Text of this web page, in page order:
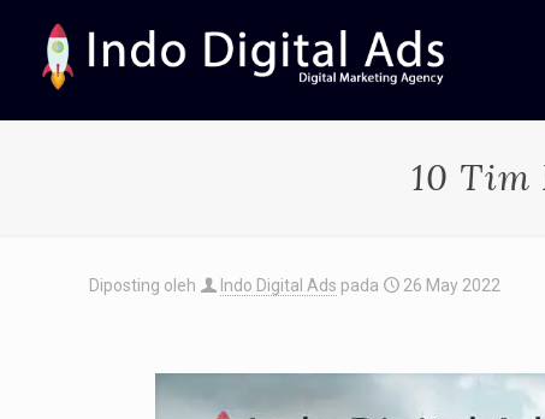
10 Tim
Diposting oleh Indo Digital Ads pada 26 May 2022